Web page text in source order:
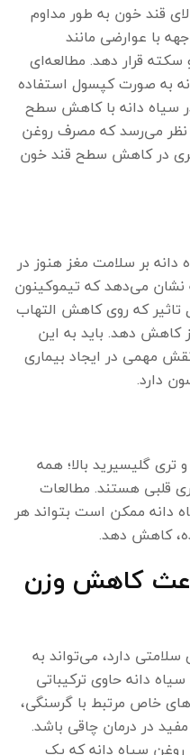
قند خون به طور مداوم
با عوارضی مانند
قرار دهد. مطالعه‌ای
به صورت کپسول استفاده
سیاه دانه با کاهش سطح
نظر می‌رسد که مصرف روغن
در کاهش سطح قند خون
دانه بر سلامت مغز هنوز در
نشان می‌دهد که تیموکینون
تاثیر که روی کاهش التهاب
کاهش دهد. باید به این
مهمی در ایجاد بیماری
دارد.
تری گلیسیرید بالا؛ همه
قلبی هستند. مطالعات
دانه ممکن است بتواند هر
کاهش وزن
سلامتی دارد، می‌تواند به
دانه حاوی ترکیباتی
خاص مرتبط با گرسنگی،
در درمان چاقی باشد.
روغن سیاه دانه که یک